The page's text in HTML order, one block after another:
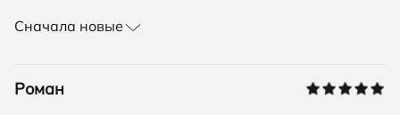
Сначала новые
Роман